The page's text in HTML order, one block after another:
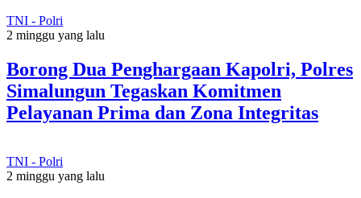
TNI - Polri
2 minggu yang lalu
Borong Dua Penghargaan Kapolri, Polres
Simalungun Tegaskan Komitmen
Pelayanan Prima dan Zona Integritas
TNI - Polri
2 minggu yang lalu